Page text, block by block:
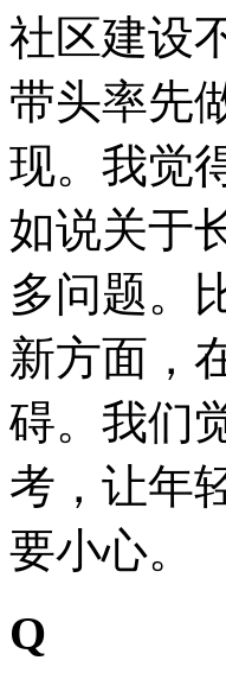
社区建设
带头率先
现。我觉
如说关于
多问题。
新方面，
碍。我们
考，让年
要小心。
Q